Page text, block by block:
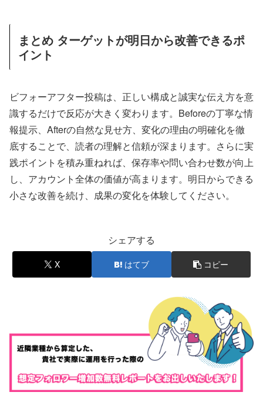
まとめ ターゲットが明日から改善できるポ
イント
ビフォーアフター投稿は、正しい構成と誠実な伝え方を意
識するだけで反応が大きく変わります。Beforeの丁寧な情
報提示、Afterの自然な見せ方、変化の理由の明確化を徹
底することで、読者の理解と信頼が深まります。さらに実
践ポイントを積み重ねれば、保存率や問い合わせ数が向上
し、アカウント全体の価値が高まります。明日からできる
小さな改善を続け、成果の変化を体験してください。
シェアする
X はてブ コピー